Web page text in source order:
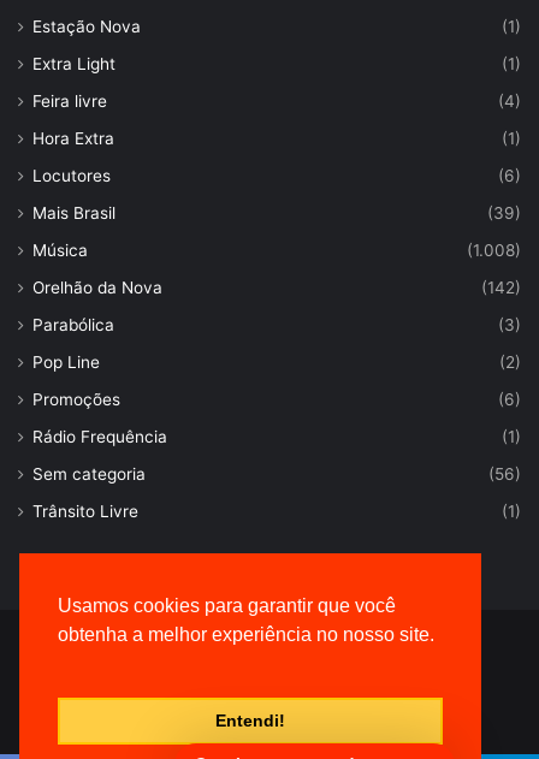
Usamos cookies para garantir que você
obtenha a melhor experiência no nosso site.
Entendi!
Estação Nova
(1)
Extra Light
(1)
Feira livre
(4)
Hora Extra
(1)
Locutores
(6)
Mais Brasil
(39)
Música
(1.008)
Orelhão da Nova
(142)
Parabólica
(3)
Pop Line
(2)
Promoções
(6)
Rádio Frequência
(1)
Sem categoria
(56)
Trânsito Livre
(1)